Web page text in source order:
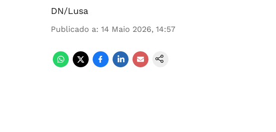
DN/Lusa
Publicado a: 14 Maio 2026, 14:57